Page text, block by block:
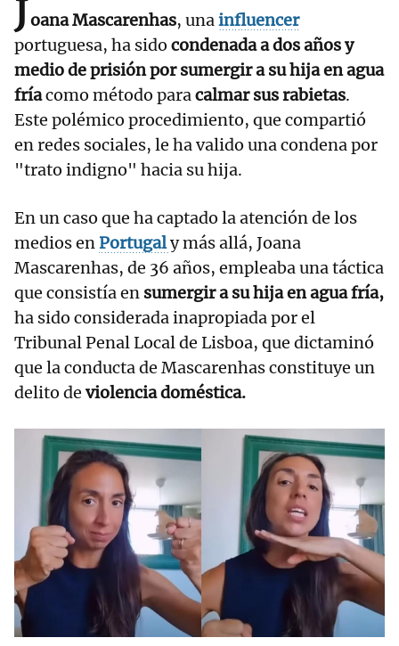
Joana Mascarenhas, unainfluencer
portuguesa, ha sido condenada a dos años y
medio de prisión por sumergir a su hija en agua
fríacomo método paracalmar sus rabietas.
Este polémico procedimiento, que compartió
en redes sociales, le ha valido una condena por
"trato indigno" hacia su hija.
En un caso que ha captado la atención de los
medios enPortugaly más allá, Joana
Mascarenhas, de 36 años, empleaba una táctica
que consistía en sumergir a su hija en agua fría,
ha sido considerada inapropiada por el
Tribunal Penal Local de Lisboa, que dictaminó
que la conducta de Mascarenhas constituye un
delito de violencia doméstica.